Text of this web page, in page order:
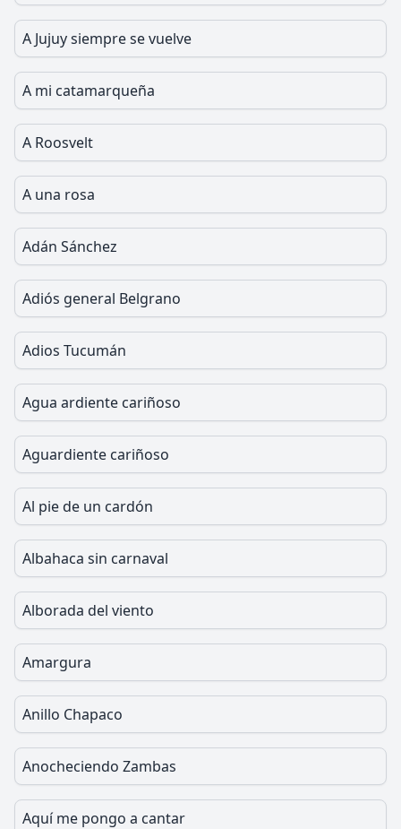
A Jujuy siempre se vuelve
A mi catamarqueña
A Roosvelt
A una rosa
Adán Sánchez
Adiós general Belgrano
Adios Tucumán
Agua ardiente cariñoso
Aguardiente cariñoso
Al pie de un cardón
Albahaca sin carnaval
Alborada del viento
Amargura
Anillo Chapaco
Anocheciendo Zambas
Aquí me pongo a cantar